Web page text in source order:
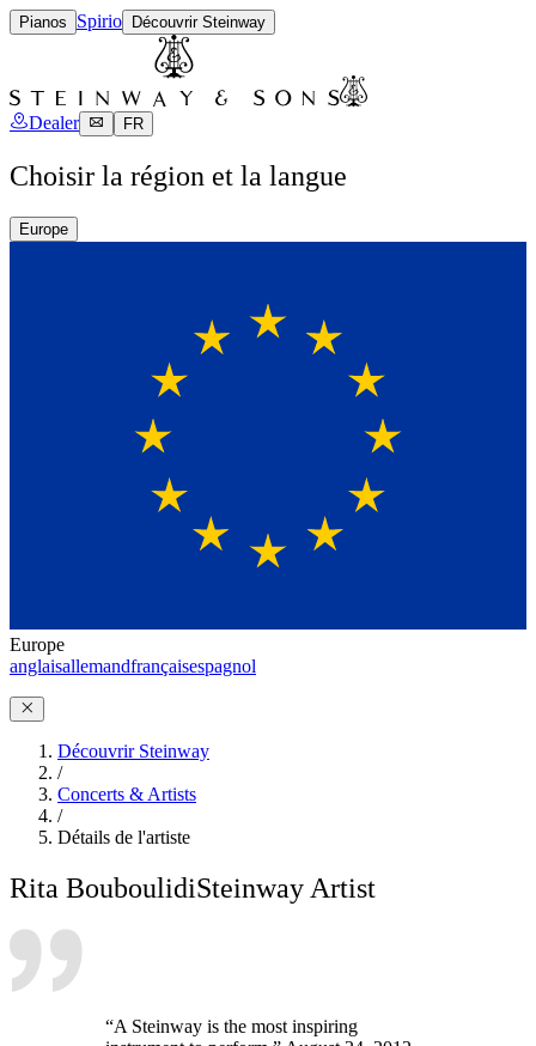
Pianos Spirio Découvrir Steinway
Dealer FR
Choisir la région et la langue
Europe
Europe
anglaisallemandfrançaisespagnol
Découvrir Steinway
/
Concerts & Artists
/
Détails de l'artiste
Rita BouboulidiSteinway Artist
“A Steinway is the most inspiring